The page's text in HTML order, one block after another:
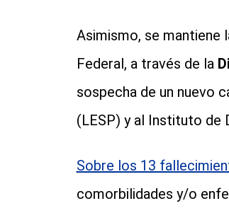
Asimismo, se mantiene
Federal, a través de la
sospecha de un nuevo
(LESP) y al Instituto de
Sobre los 13
comorbilidades y/o